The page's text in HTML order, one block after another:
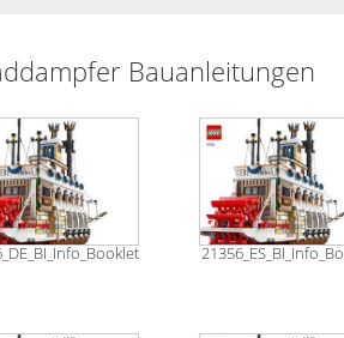
Bauanleitungen